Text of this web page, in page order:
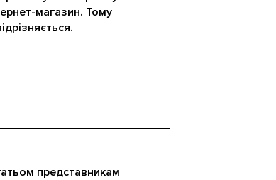
магазин. Тому
представникам